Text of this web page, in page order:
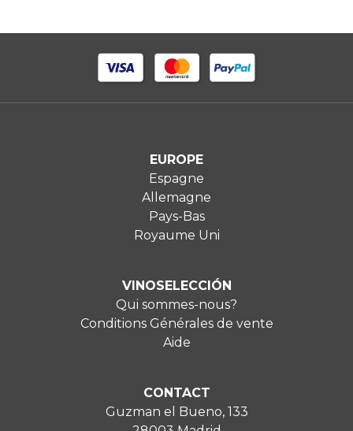
EUROPE
Espagne
Allemagne
Pays-Bas
Royaume Uni
VINOSELECCIÓN
Qui sommes-nous?
Conditions Générales de vente
Aide
CONTACT
Guzman el Bueno, 133